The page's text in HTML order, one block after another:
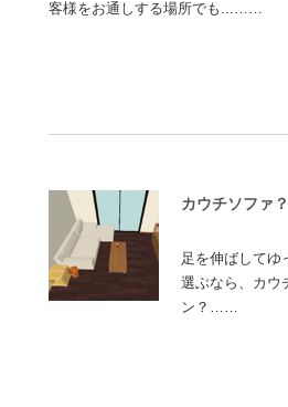
客様をお通しする場所でも...……
カウチソファ
足を伸ばしてゆ
選ぶなら、カウ
ン？……